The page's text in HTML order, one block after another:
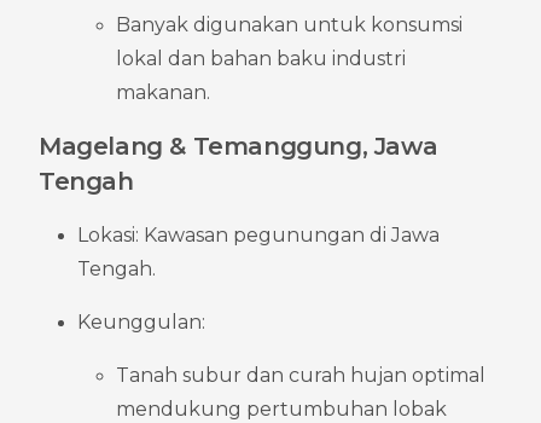
Banyak digunakan untuk konsumsi
lokal dan bahan baku industri
makanan.
Magelang & Temanggung, Jawa
Tengah
Lokasi: Kawasan pegunungan di Jawa
Tengah.
Keunggulan:
Tanah subur dan curah hujan optimal
mendukung pertumbuhan lobak